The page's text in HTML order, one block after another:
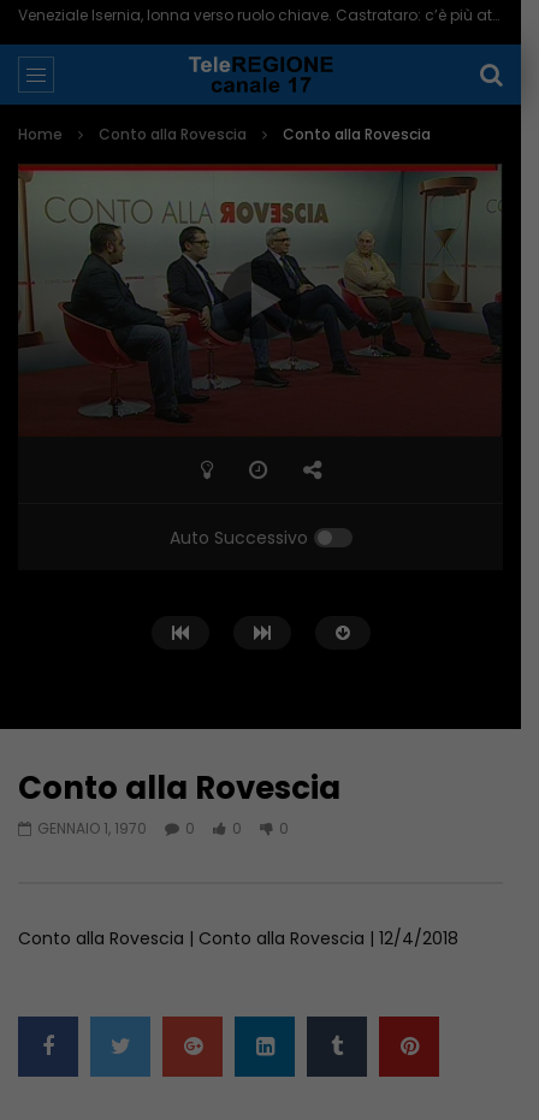
Veneziale Isernia, Ionna verso ruolo chiave. Castrataro: c’è più attenzione per Termoli – 08/08/2026
Home Conto alla Rovescia Conto alla Rovescia
Auto Successivo
Conto alla Rovescia
GENNAIO 1, 1970 0 0 0
Conto alla Rovescia | Conto alla Rovescia | 12/4/2018